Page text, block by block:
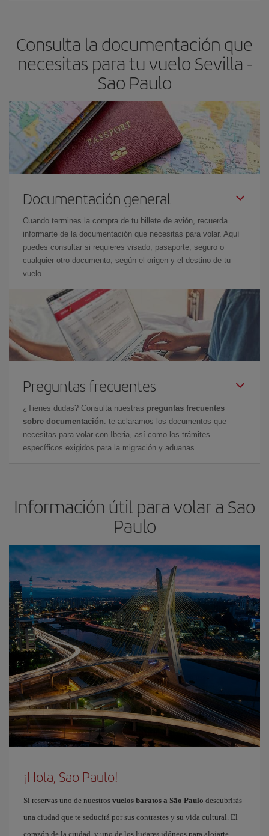
Consulta la documentación que
necesitas para tu vuelo Sevilla -
Sao Paulo
Documentación general
Cuando termines la compra de tu billete de avión, recuerda
informarte de la documentación que necesitas para volar. Aquí
puedes consultar si requieres visado, pasaporte, seguro o
cualquier otro documento, según el origen y el destino de tu
vuelo.
Preguntas frecuentes
¿Tienes dudas? Consulta nuestras preguntas frecuentes
sobre documentación: te aclaramos los documentos que
necesitas para volar con Iberia, así como los trámites
específicos exigidos para la migración y aduanas.
Información útil para volar a Sao
Paulo
¡Hola, Sao Paulo!
Si reservas uno de nuestros vuelos baratos a São Paulo descubrirás
una ciudad que te seducirá por sus contrastes y su vida cultural. El
corazón de la ciudad, y uno de los lugares idóneos para alojarte